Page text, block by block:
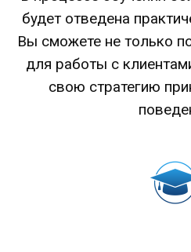
будет отведена
Вы сможете не только
для работы с
свою стратегию